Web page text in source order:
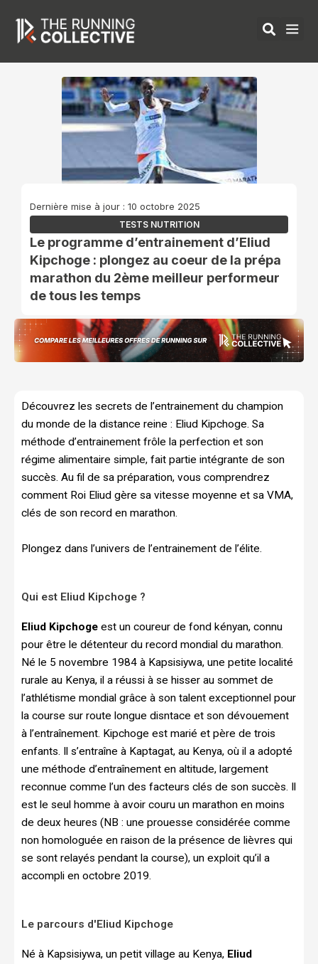
contenu
Dernière mise à jour : 10 octobre 2025
TESTS NUTRITION
Le programme d’entrainement d’Eliud
Kipchoge : plongez au coeur de la prépa
marathon du 2ème meilleur performeur
de tous les temps
Découvrez les secrets de l’entrainement du champion
du monde de la distance reine : Eliud Kipchoge. Sa
méthode d’entrainement frôle la perfection et son
régime alimentaire simple, fait partie intégrante de son
succès. Au fil de sa préparation, vous comprendrez
comment Roi Eliud gère sa vitesse moyenne et sa VMA,
clés de son record en marathon.
Plongez dans l’univers de l’entrainement de l’élite.
Qui est Eliud Kipchoge ?
Eliud Kipchoge est un coureur de fond kényan, connu
pour être le détenteur du record mondial du marathon.
Né le 5 novembre 1984 à Kapsisiywa, une petite localité
rurale au Kenya, il a réussi à se hisser au sommet de
l’athlétisme mondial grâce à son talent exceptionnel pour
la course sur route longue disntace et son dévouement
à l’entraînement. Kipchoge est marié et père de trois
enfants. Il s’entraîne à Kaptagat, au Kenya, où il a adopté
une méthode d’entraînement en altitude, largement
reconnue comme l’un des facteurs clés de son succès. Il
est le seul homme à avoir couru un marathon en moins
de deux heures (NB : une prouesse considérée comme
non homologuée en raison de la présence de lièvres qui
se sont relayés pendant la course), un exploit qu’il a
accompli en octobre 2019.
Le parcours d'Eliud Kipchoge
Né à Kapsisiywa, un petit village au Kenya, Eliud